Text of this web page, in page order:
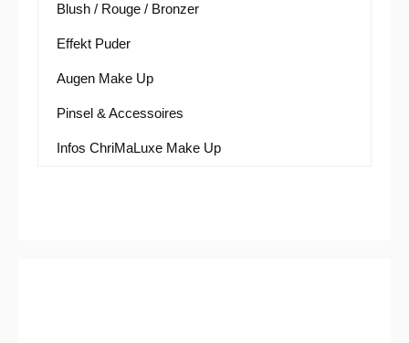
Blush / Rouge / Bronzer
Effekt Puder
Augen Make Up
Pinsel & Accessoires
Infos ChriMaLuxe Make Up